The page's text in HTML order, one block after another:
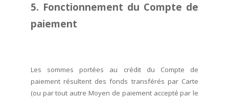
5. Fonctionnement du Compte de
paiement
Les sommes portées au crédit du Compte de
paiement résultent des fonds transférés par Carte
(ou par tout autre Moyen de paiement accepté par le